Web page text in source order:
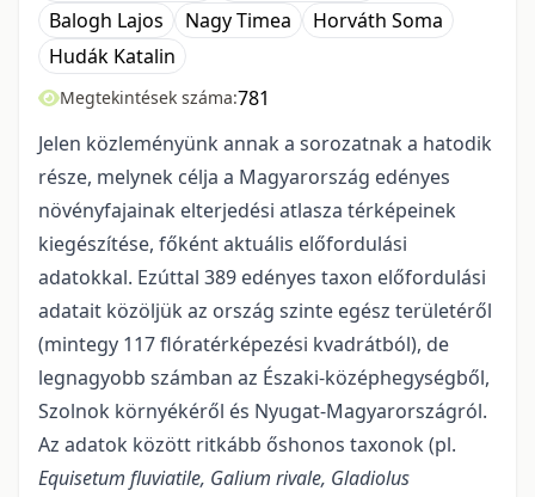
Balogh Lajos
Nagy Timea
Horváth Soma
Hudák Katalin
Megtekintések száma:781
Jelen közleményünk annak a sorozatnak a hatodik
része, melynek célja a Magyarország edényes
növényfajainak elterjedési atlasza térképeinek
kiegészítése, főként aktuális előfordulási
adatokkal. Ezúttal 389 edényes taxon előfordulási
adatait közöljük az ország szinte egész területéről
(mintegy 117 flóratérképezési kvadrátból), de
legnagyobb számban az Északi-középhegységből,
Szolnok környékéről és Nyugat-Magyarországról.
Az adatok között ritkább őshonos taxonok (pl.
Equisetum fluviatile, Galium rivale, Gladiolus